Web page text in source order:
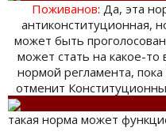
Поживанов: Да, эта
антиконституционная,
может быть
может стать на какое-то
нормой регламента,
отменит
такая норма может